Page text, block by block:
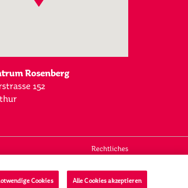
Rosenberg
152
Rechtliches
Verhaltenskodex und Meldestelle
Cookies Alle Cookies akzeptieren